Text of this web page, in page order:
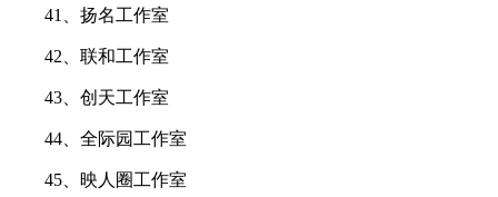
41、扬名工作室
42、联和工作室
43、创天工作室
44、全际园工作室
45、映人圈工作室